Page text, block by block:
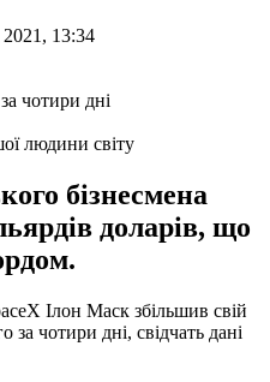
13:34
людини світу
бізнесмена
доларів, що
Ілон Маск збільшив свій
за чотири дні, свідчать дані